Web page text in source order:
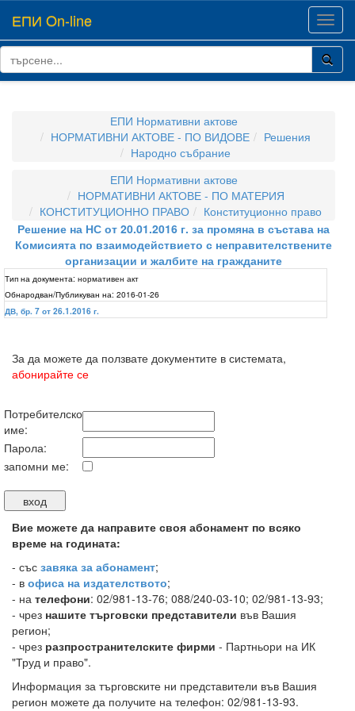
ЕПИ On-line
ЕПИ Нормативни актове
НОРМАТИВНИ АКТОВЕ - ПО ВИДОВЕ
Решения
Народно събрание
ЕПИ Нормативни актове
НОРМАТИВНИ АКТОВЕ - ПО МАТЕРИЯ
КОНСТИТУЦИОННО ПРАВО
Конституционно право
Решение на НС от 20.01.2016 г. за промяна в състава на
Комисията по взаимодействието с неправителствените
организации и жалбите на гражданите
Тип на документа: нормативен акт
Обнародван/Публикуван на: 2016-01-26
ДВ, бр. 7 от 26.1.2016 г.
За да можете да ползвате документите в системата,
абонирайте се
Потребителско
име:
Парола:
запомни ме:
Вие можете да направите своя абонамент по всяко
време на годината:
- със завяка за абонамент;
- в офиса на издателството;
- на телефони: 02/981-13-76; 088/240-03-10; 02/981-13-93;
- чрез нашите търговски представители във Вашия
регион;
- чрез разпространителските фирми - Партньори на ИК
"Труд и право".
Информация за търговските ни представители във Вашия
регион можете да получите на телефон: 02/981-13-93.